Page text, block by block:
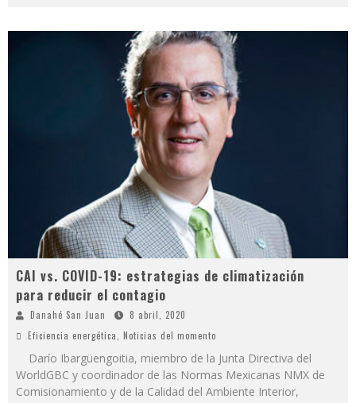
CAI vs. COVID-19: estrategias de climatización
para reducir el contagio
Danahé San Juan
8 abril, 2020
Eficiencia energética
Noticias del momento
Darío Ibargüengoitia, miembro de la Junta Directiva del
WorldGBC y coordinador de las Normas Mexicanas NMX de
Comisionamiento y de la Calidad del Ambiente Interior,